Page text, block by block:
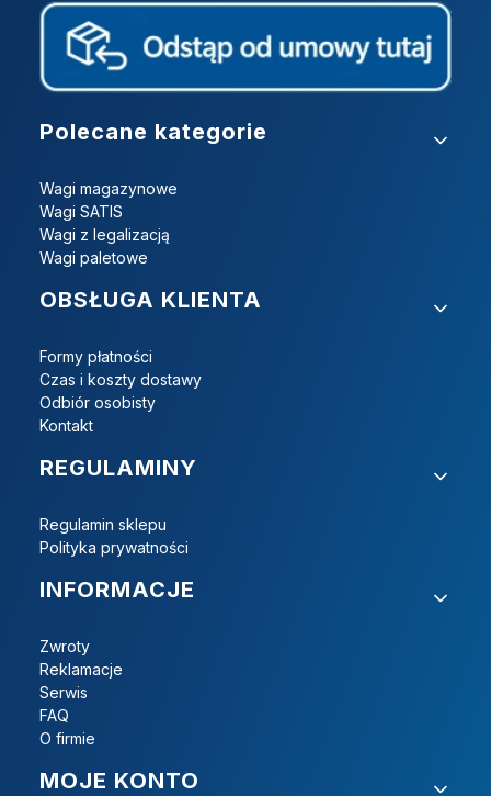
Linki w stopce
Polecane kategorie
Wagi magazynowe
Wagi SATIS
Wagi z legalizacją
Wagi paletowe
OBSŁUGA KLIENTA
Formy płatności
Czas i koszty dostawy
Odbiór osobisty
Kontakt
REGULAMINY
Regulamin sklepu
Polityka prywatności
INFORMACJE
Zwroty
Reklamacje
Serwis
FAQ
O firmie
MOJE KONTO